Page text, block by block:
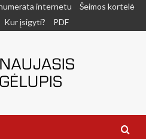
internetu
Šeimos kortelė
Kur įsigyti? PDF